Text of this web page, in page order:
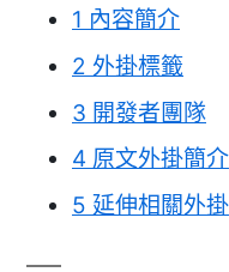
1 內容簡介
2 外掛標籤
3 開發者團隊
4 原文外掛簡介
5 延伸相關外掛